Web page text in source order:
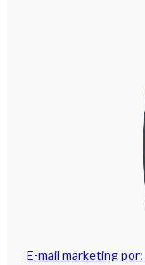
E-mail marketing por: